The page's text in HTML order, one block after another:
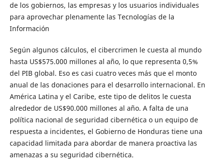
de los gobiernos, las empresas y los usuarios individuales
para aprovechar plenamente las Tecnologías de la
Información
Según algunos cálculos, el cibercrimen le cuesta al mundo
hasta US$575.000 millones al año, lo que representa 0,5%
del PIB global. Eso es casi cuatro veces más que el monto
anual de las donaciones para el desarrollo internacional. En
América Latina y el Caribe, este tipo de delitos le cuesta
alrededor de US$90.000 millones al año. A falta de una
política nacional de seguridad cibernética o un equipo de
respuesta a incidentes, el Gobierno de Honduras tiene una
capacidad limitada para abordar de manera proactiva las
amenazas a su seguridad cibernética.